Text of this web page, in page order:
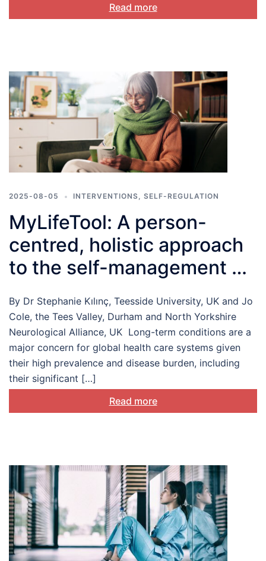
Read more
2025-08-05 INTERVENTIONS, SELF-REGULATION
MyLifeTool: A person-
centred, holistic approach
to the self-management of
By Dr Stephanie Kılınç, Teesside University, UK and Jo
Cole, the Tees Valley, Durham and North Yorkshire
Neurological Alliance, UK Long-term conditions are a
major concern for global health care systems given
their high prevalence and disease burden, including
their significant […]
Read more